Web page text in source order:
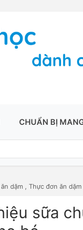
CHUẨN BỊ
dặm , Thực đơn ăn dặm
sữa